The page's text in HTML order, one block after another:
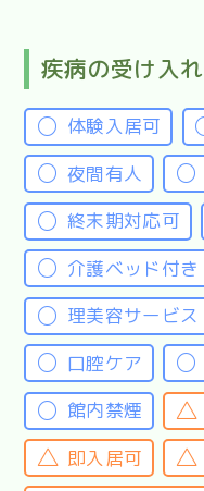
疾病の受け入れ
体験入居可
夜間有人
終末期対応可
介護ベッド付き
理美容サービス
口腔ケア
館内禁煙
即入居可